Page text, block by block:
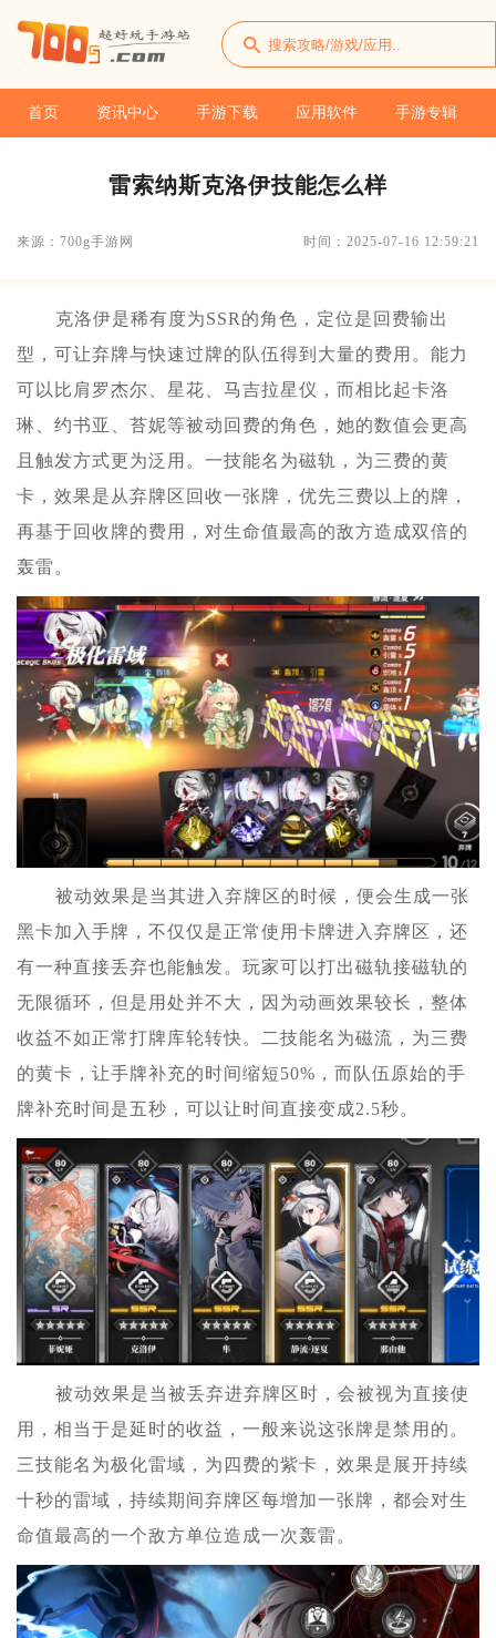
首页 资讯中心 手游下载 应用软件 手游专辑
雷索纳斯克洛伊技能怎么样
来源：700g手游网 时间：2025-07-16 12:59:21
克洛伊是稀有度为SSR的角色，定位是回费输出
型，可让弃牌与快速过牌的队伍得到大量的费用。能力
可以比肩罗杰尔、星花、马吉拉星仪，而相比起卡洛
琳、约书亚、苔妮等被动回费的角色，她的数值会更高
且触发方式更为泛用。一技能名为磁轨，为三费的黄
卡，效果是从弃牌区回收一张牌，优先三费以上的牌，
再基于回收牌的费用，对生命值最高的敌方造成双倍的
轰雷。
被动效果是当其进入弃牌区的时候，便会生成一张
黑卡加入手牌，不仅仅是正常使用卡牌进入弃牌区，还
有一种直接丢弃也能触发。玩家可以打出磁轨接磁轨的
无限循环，但是用处并不大，因为动画效果较长，整体
收益不如正常打牌库轮转快。二技能名为磁流，为三费
的黄卡，让手牌补充的时间缩短50%，而队伍原始的手
牌补充时间是五秒，可以让时间直接变成2.5秒。
被动效果是当被丢弃进弃牌区时，会被视为直接使
用，相当于是延时的收益，一般来说这张牌是禁用的。
三技能名为极化雷域，为四费的紫卡，效果是展开持续
十秒的雷域，持续期间弃牌区每增加一张牌，都会对生
命值最高的一个敌方单位造成一次轰雷。